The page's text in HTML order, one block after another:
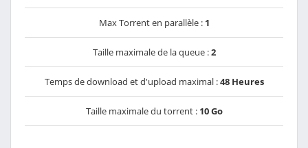
Max Torrent en parallèle : 1
Taille maximale de la queue :2
Temps de download et d'upload maximal :48 Heures
Taille maximale du torrent : 10 Go